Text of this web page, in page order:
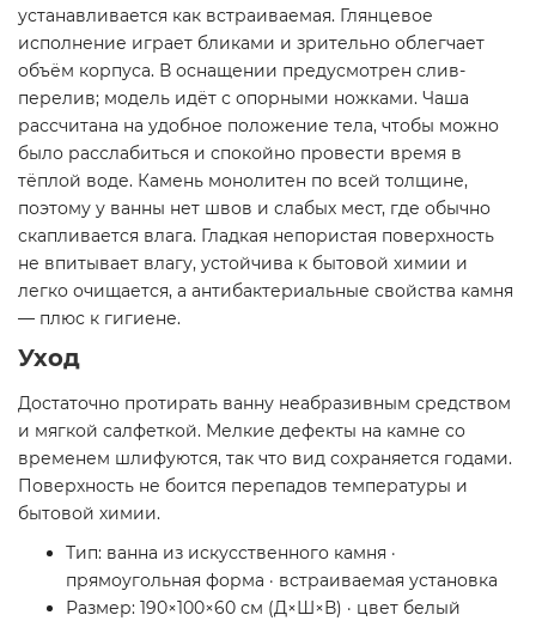
устанавливается как встраиваемая. Глянцевое
исполнение играет бликами и зрительно облегчает
объём корпуса. В оснащении предусмотрен слив-
перелив; модель идёт с опорными ножками. Чаша
рассчитана на удобное положение тела, чтобы можно
было расслабиться и спокойно провести время в
тёплой воде. Камень монолитен по всей толщине,
поэтому у ванны нет швов и слабых мест, где обычно
скапливается влага. Гладкая непористая поверхность
не впитывает влагу, устойчива к бытовой химии и
легко очищается, а антибактериальные свойства камня
— плюс к гигиене.
Уход
Достаточно протирать ванну неабразивным средством
и мягкой салфеткой. Мелкие дефекты на камне со
временем шлифуются, так что вид сохраняется годами.
Поверхность не боится перепадов температуры и
бытовой химии.
Тип: ванна из искусственного камня ·
прямоугольная форма · встраиваемая установка
Размер: 190×100×60 см (Д×Ш×В) · цвет белый